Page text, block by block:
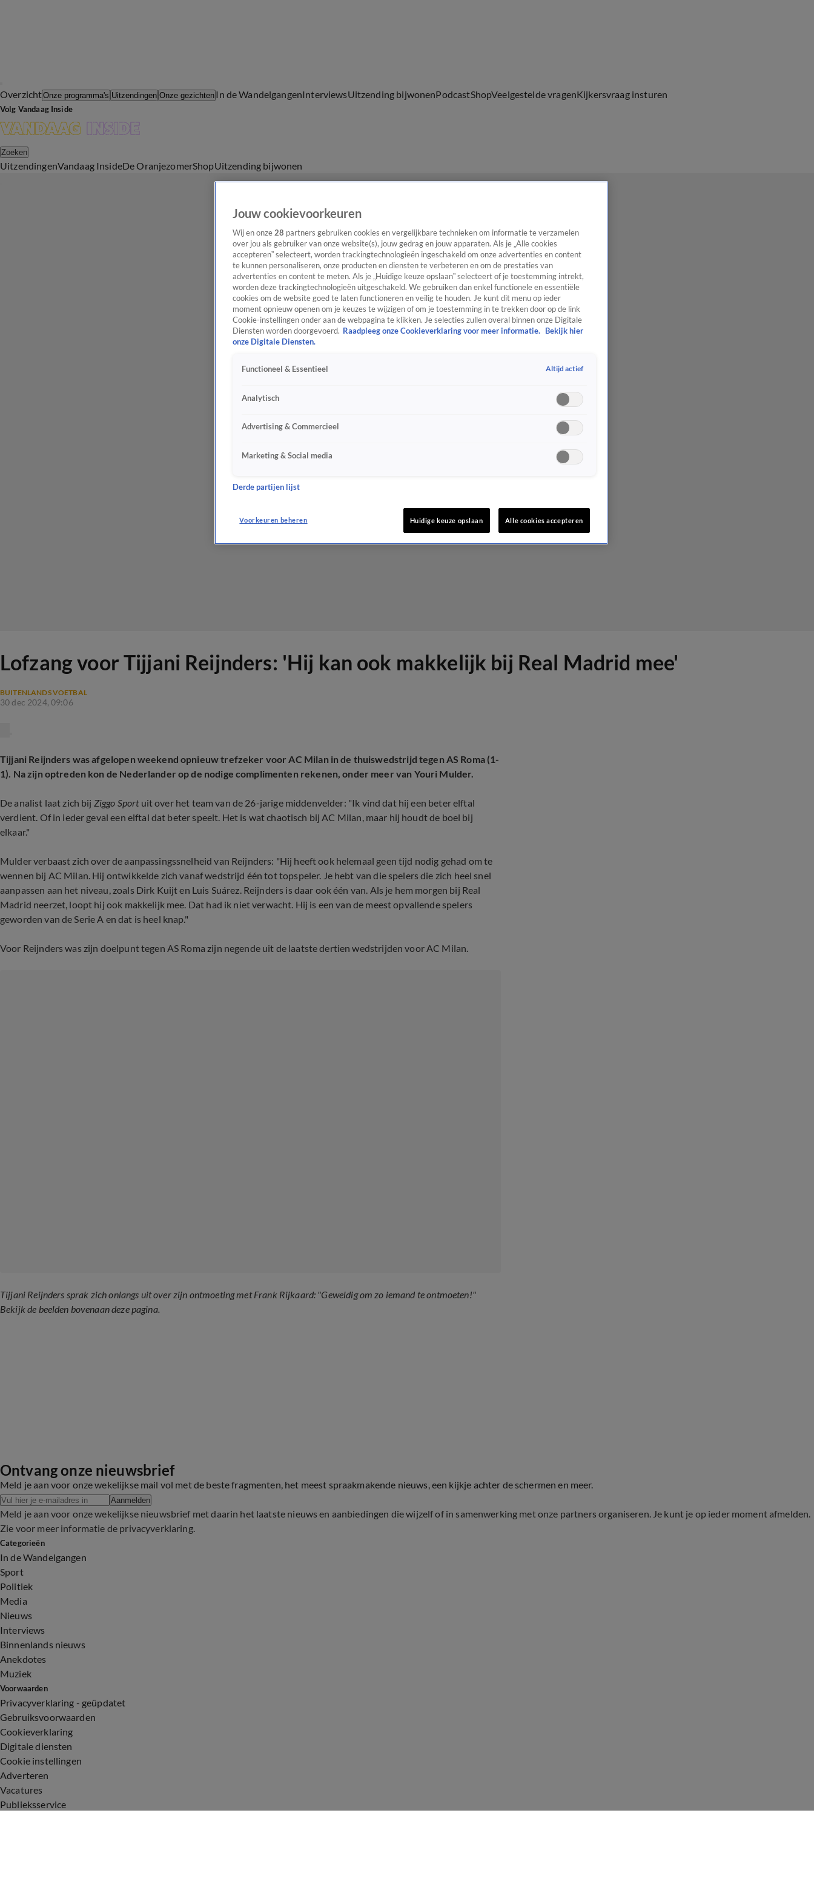
OverzichtOnze programma's Uitzendingen Onze gezichten In de WandelgangenInterviewsUitzending bijwonenPodcastShopVeelgestelde vragenKijkersvraag insturen
Volg Vandaag Inside
Zoeken
UitzendingenVandaag InsideDe OranjezomerShopUitzending bijwonen
Lofzang voor Tijjani Reijnders: 'Hij kan ook makkelijk bij Real Madrid mee'
BUITENLANDS VOETBAL
30 dec 2024, 09:06
Tijjani Reijnders was afgelopen weekend opnieuw trefzeker voor AC Milan in de thuiswedstrijd tegen AS Roma (1-
1). Na zijn optreden kon de Nederlander op de nodige complimenten rekenen, onder meer van Youri Mulder.
De analist laat zich bij Ziggo Sport uit over het team van de 26-jarige middenvelder: "Ik vind dat hij een beter elftal
verdient. Of in ieder geval een elftal dat beter speelt. Het is wat chaotisch bij AC Milan, maar hij houdt de boel bij
elkaar."
Mulder verbaast zich over de aanpassingssnelheid van Reijnders: "Hij heeft ook helemaal geen tijd nodig gehad om te
wennen bij AC Milan. Hij ontwikkelde zich vanaf wedstrijd één tot topspeler. Je hebt van die spelers die zich heel snel
aanpassen aan het niveau, zoals Dirk Kuijt en Luis Suárez. Reijnders is daar ook één van. Als je hem morgen bij Real
Madrid neerzet, loopt hij ook makkelijk mee. Dat had ik niet verwacht. Hij is een van de meest opvallende spelers
geworden van de Serie A en dat is heel knap."
Voor Reijnders was zijn doelpunt tegen AS Roma zijn negende uit de laatste dertien wedstrijden voor AC Milan.
Tijjani Reijnders sprak zich onlangs uit over zijn ontmoeting met Frank Rijkaard: "Geweldig om zo iemand te ontmoeten!"
Bekijk de beelden bovenaan deze pagina.
Ontvang onze nieuwsbrief
Meld je aan voor onze wekelijkse mail vol met de beste fragmenten, het meest spraakmakende nieuws, een kijkje achter de schermen en meer.
Aanmelden
Meld je aan voor onze wekelijkse nieuwsbrief met daarin het laatste nieuws en aanbiedingen die wijzelf of in samenwerking met onze partners organiseren. Je kunt je op ieder moment afmelden.
Zie voor meer informatie de privacyverklaring.
Categorieën
In de Wandelgangen
Sport
Politiek
Media
Nieuws
Interviews
Binnenlands nieuws
Anekdotes
Muziek
Voorwaarden
Privacyverklaring - geüpdatet
Gebruiksvoorwaarden
Cookieverklaring
Digitale diensten
Cookie instellingen
Adverteren
Vacatures
Publieksservice
Jouw cookievoorkeuren
Wij en onze 28 partners gebruiken cookies en vergelijkbare technieken om informatie te verzamelen
over jou als gebruiker van onze website(s), jouw gedrag en jouw apparaten. Als je „Alle cookies
accepteren” selecteert, worden trackingtechnologieën ingeschakeld om onze advertenties en content
te kunnen personaliseren, onze producten en diensten te verbeteren en om de prestaties van
advertenties en content te meten. Als je „Huidige keuze opslaan” selecteert of je toestemming intrekt,
worden deze trackingtechnologieën uitgeschakeld. We gebruiken dan enkel functionele en essentiële
cookies om de website goed te laten functioneren en veilig te houden. Je kunt dit menu op ieder
moment opnieuw openen om je keuzes te wijzigen of om je toestemming in te trekken door op de link
Cookie-instellingen onder aan de webpagina te klikken. Je selecties zullen overal binnen onze Digitale
Diensten worden doorgevoerd. Raadpleeg onze Cookieverklaring voor meer informatie.
Bekijk hier
onze Digitale Diensten.
Functioneel & Essentieel Altijd actief
Analytisch
Advertising & Commercieel
Marketing & Social media
Derde partijen lijst
Voorkeuren beheren Huidige keuze opslaan Alle cookies accepteren